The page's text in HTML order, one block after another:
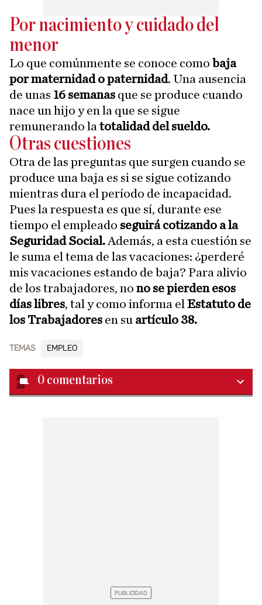
Por nacimiento y cuidado del
menor
Lo que comúnmente se conoce como baja
por maternidad o paternidad. Una ausencia
de unas 16 semanas que se produce cuando
nace un hijo y en la que se sigue
remunerando la totalidad del sueldo.
Otras cuestiones
Otra de las preguntas que surgen cuando se
produce una baja es si se sigue cotizando
mientras dura el período de incapacidad.
Pues la respuesta es que sí, durante ese
tiempo el empleado seguirá cotizando a la
Seguridad Social. Además, a esta cuestión se
le suma el tema de las vacaciones: ¿perderé
mis vacaciones estando de baja? Para alivio
de los trabajadores, no no se pierden esos
días libres, tal y como informa el Estatuto de
los Trabajadores en su artículo 38.
TEMAS EMPLEO
0 comentarios